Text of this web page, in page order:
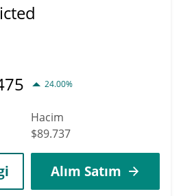
24.00%
Hacim
$89.737
Alım Satım